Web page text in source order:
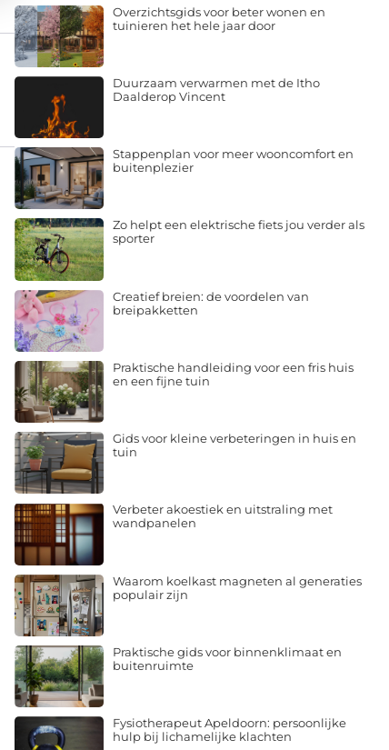
Overzichtsgids voor beter wonen en
tuinieren het hele jaar door
Duurzaam verwarmen met de Itho
Daalderop Vincent
Stappenplan voor meer wooncomfort en
buitenplezier
Zo helpt een elektrische fiets jou verder als
sporter
Creatief breien: de voordelen van
breipakketten
Praktische handleiding voor een fris huis
en een fijne tuin
Gids voor kleine verbeteringen in huis en
tuin
Verbeter akoestiek en uitstraling met
wandpanelen
Waarom koelkast magneten al generaties
populair zijn
Praktische gids voor binnenklimaat en
buitenruimte
Fysiotherapeut Apeldoorn: persoonlijke
hulp bij lichamelijke klachten